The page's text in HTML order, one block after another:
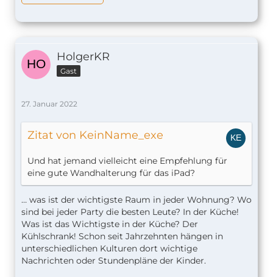
HolgerKR
Gast
27. Januar 2022
Zitat von KeinName_exe
Und hat jemand vielleicht eine Empfehlung für
eine gute Wandhalterung für das iPad?
… was ist der wichtigste Raum in jeder Wohnung? Wo
sind bei jeder Party die besten Leute? In der Küche!
Was ist das Wichtigste in der Küche? Der
Kühlschrank! Schon seit Jahrzehnten hängen in
unterschiedlichen Kulturen dort wichtige
Nachrichten oder Stundenpläne der Kinder.